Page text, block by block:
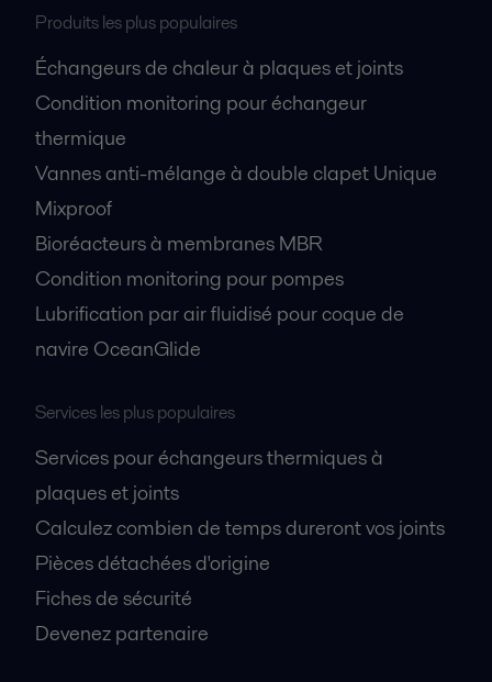
Produits les plus populaires
Échangeurs de chaleur à plaques et joints
Condition monitoring pour échangeur
thermique
Vannes anti-mélange à double clapet Unique
Mixproof
Bioréacteurs à membranes MBR
Condition monitoring pour pompes
Lubrification par air fluidisé pour coque de
navire OceanGlide
Services les plus populaires
Services pour échangeurs thermiques à
plaques et joints
Calculez combien de temps dureront vos joints
Pièces détachées d'origine
Fiches de sécurité
Devenez partenaire